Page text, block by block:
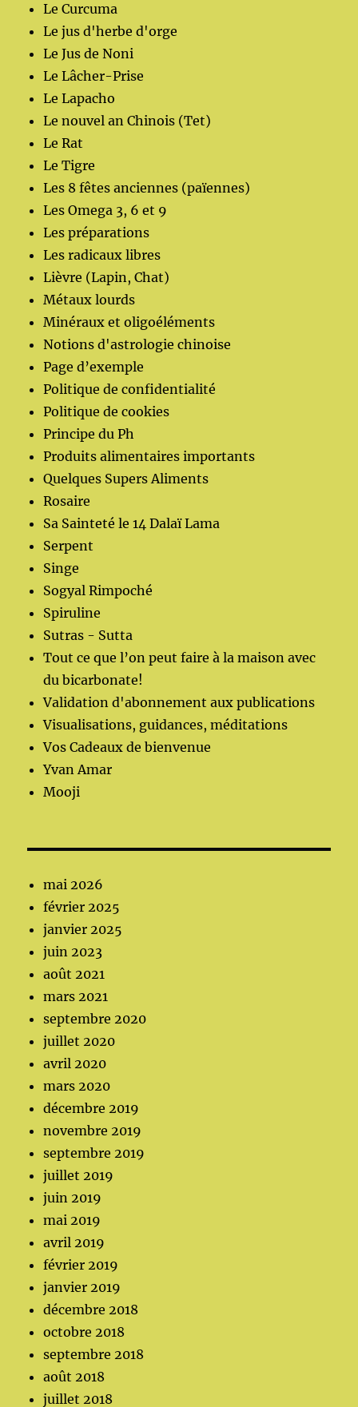
Le Curcuma
Le jus d'herbe d'orge
Le Jus de Noni
Le Lâcher-Prise
Le Lapacho
Le nouvel an Chinois (Tet)
Le Rat
Le Tigre
Les 8 fêtes anciennes (païennes)
Les Omega 3, 6 et 9
Les préparations
Les radicaux libres
Lièvre (Lapin, Chat)
Métaux lourds
Minéraux et oligoéléments
Notions d'astrologie chinoise
Page d’exemple
Politique de confidentialité
Politique de cookies
Principe du Ph
Produits alimentaires importants
Quelques Supers Aliments
Rosaire
Sa Sainteté le 14 Dalaï Lama
Serpent
Singe
Sogyal Rimpoché
Spiruline
Sutras - Sutta
Tout ce que l’on peut faire à la maison avec
du bicarbonate!
Validation d'abonnement aux publications
Visualisations, guidances, méditations
Vos Cadeaux de bienvenue
Yvan Amar
Mooji
mai 2026
février 2025
janvier 2025
juin 2023
août 2021
mars 2021
septembre 2020
juillet 2020
avril 2020
mars 2020
décembre 2019
novembre 2019
septembre 2019
juillet 2019
juin 2019
mai 2019
avril 2019
février 2019
janvier 2019
décembre 2018
octobre 2018
septembre 2018
août 2018
juillet 2018